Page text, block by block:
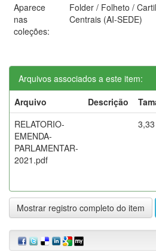
Aparece
nas
coleções:
Folder / Folheto /
Centrais (AI-SEDE)
Arquivos associados a este item:
Arquivo
Descrição
RELATORIO-
EMENDA-
PARLAMENTAR-
2021.pdf
Mostrar registro completo do item